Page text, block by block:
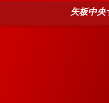
矢板中央